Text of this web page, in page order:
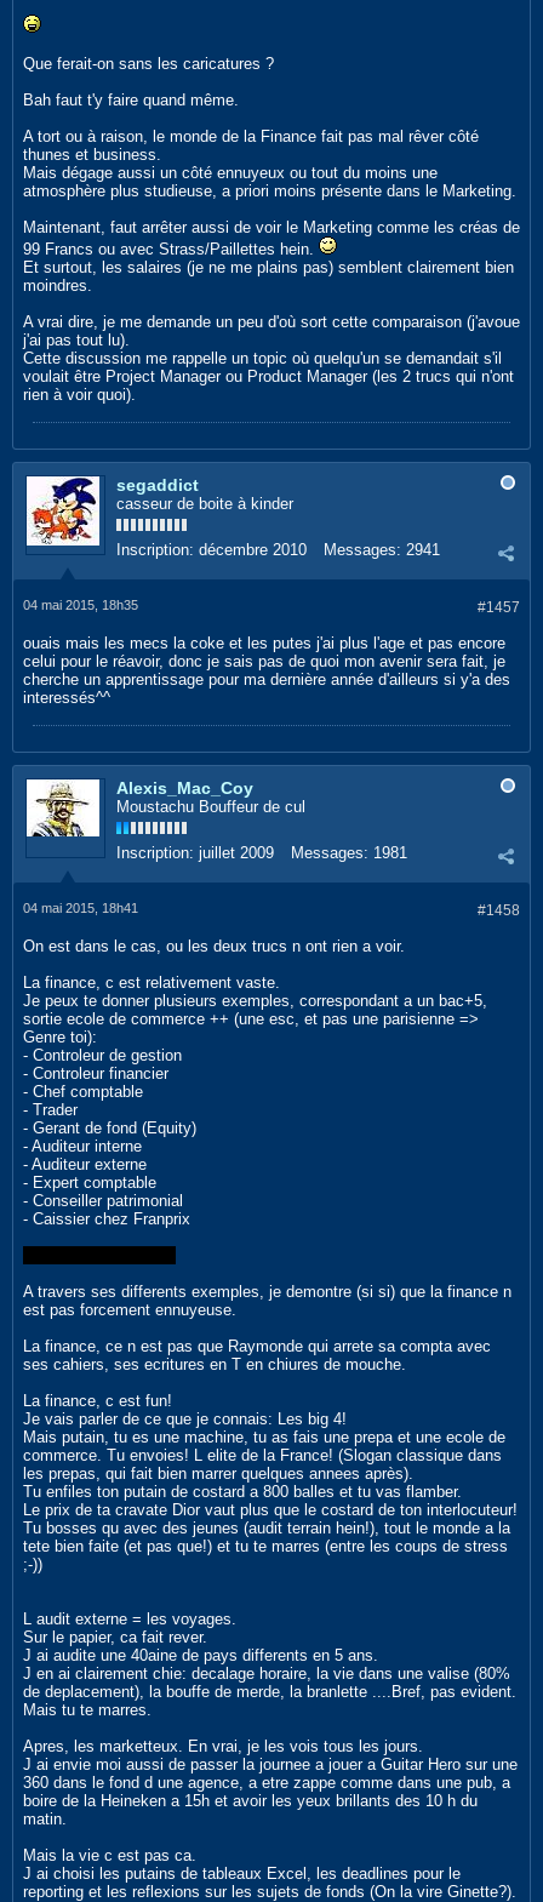
Que ferait-on sans les caricatures ?
Bah faut t'y faire quand même.
A tort ou à raison, le monde de la Finance fait pas mal rêver côté
thunes et business.
Mais dégage aussi un côté ennuyeux ou tout du moins une
atmosphère plus studieuse, a priori moins présente dans le Marketing.
Maintenant, faut arrêter aussi de voir le Marketing comme les créas de
99 Francs ou avec Strass/Paillettes hein.
Et surtout, les salaires (je ne me plains pas) semblent clairement bien
moindres.
A vrai dire, je me demande un peu d'où sort cette comparaison (j'avoue
j'ai pas tout lu).
Cette discussion me rappelle un topic où quelqu'un se demandait s'il
voulait être Project Manager ou Product Manager (les 2 trucs qui n'ont
rien à voir quoi).
segaddict
casseur de boite à kinder
Inscription: décembre 2010 Messages: 2941
#1457
04 mai 2015, 18h35
ouais mais les mecs la coke et les putes j'ai plus l'age et pas encore
celui pour le réavoir, donc je sais pas de quoi mon avenir sera fait, je
cherche un apprentissage pour ma dernière année d'ailleurs si y'a des
interessés^^
Alexis_Mac_Coy
Moustachu Bouffeur de cul
Inscription: juillet 2009 Messages: 1981
#1458
04 mai 2015, 18h41
On est dans le cas, ou les deux trucs n ont rien a voir.
La finance, c est relativement vaste.
Je peux te donner plusieurs exemples, correspondant a un bac+5,
sortie ecole de commerce ++ (une esc, et pas une parisienne =>
Genre toi):
- Controleur de gestion
- Controleur financier
- Chef comptable
- Trader
- Gerant de fond (Equity)
- Auditeur interne
- Auditeur externe
- Expert comptable
- Conseiller patrimonial
- Caissier chez Franprix
A travers ses differents exemples, je demontre (si si) que la finance n
est pas forcement ennuyeuse.
La finance, ce n est pas que Raymonde qui arrete sa compta avec
ses cahiers, ses ecritures en T en chiures de mouche.
La finance, c est fun!
Je vais parler de ce que je connais: Les big 4!
Mais putain, tu es une machine, tu as fais une prepa et une ecole de
commerce. Tu envoies! L elite de la France! (Slogan classique dans
les prepas, qui fait bien marrer quelques annees après).
Tu enfiles ton putain de costard a 800 balles et tu vas flamber.
Le prix de ta cravate Dior vaut plus que le costard de ton interlocuteur!
Tu bosses qu avec des jeunes (audit terrain hein!), tout le monde a la
tete bien faite (et pas que!) et tu te marres (entre les coups de stress
;-))
L audit externe = les voyages.
Sur le papier, ca fait rever.
J ai audite une 40aine de pays differents en 5 ans.
J en ai clairement chie: decalage horaire, la vie dans une valise (80%
de deplacement), la bouffe de merde, la branlette ....Bref, pas evident.
Mais tu te marres.
Apres, les marketteux. En vrai, je les vois tous les jours.
J ai envie moi aussi de passer la journee a jouer a Guitar Hero sur une
360 dans le fond d une agence, a etre zappe comme dans une pub, a
boire de la Heineken a 15h et avoir les yeux brillants des 10 h du
matin.
Mais la vie c est pas ca.
J ai choisi les putains de tableaux Excel, les deadlines pour le
reporting et les reflexions sur les sujets de fonds (On la vire Ginette?).